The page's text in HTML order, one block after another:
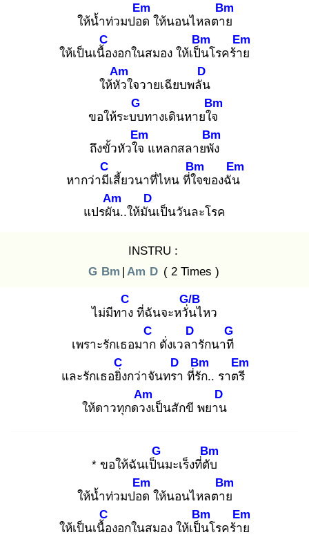
ให้น้ำท่วมปอด
Em
ให้นอนไหลตาย
Bm
ให้เป็นเนื้อ
C
งอกในสมอง ให้เป็น
Bm
โรคร้าย
Em
ให้หัว
Am
ใจวายเฉียบพลัน
D
ขอให้ระบบ
G
ทางเดินหายใจ
Bm
ถึงขั้วหัวใจ
Em
แหลกสลายพัง
Bm
หากว่ามีเ
C
สี้ยวนาที่ไหน ที่ใจ
Bm
ของฉัน
Em
แปรผัน
Am
..ให้มัน
D
เป็นวันละโรค
INSTRU :
G Bm | Am D ( 2 Times )
ไม่มีทาง
C
ที่ฉันจะหวั่น
G/B
ไหว
เพราะรักเธอมาก
C
ดั่งเวลา
D
รักนาที
G
และรักเธอยิ่ง
C
กว่าจันทรา
D
ที่รัก
Bm
.. ราตรี
Em
ให้ดาวทุกดวง
Am
เป็นสักขี พยาน
D
* ขอให้ฉันเป็น
G
มะเร็งที่ตับ
Bm
ให้น้ำท่วมปอด
Em
ให้นอนไหลตาย
Bm
ให้เป็นเนื้อ
C
งอกในสมอง ให้เป็น
Bm
โรคร้าย
Em